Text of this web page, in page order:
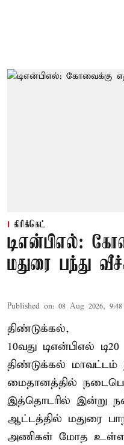
கிரிக்கெட்
டிஎன்பிஎல்:
மதுரை பந்து
Published on: 08 Aug 2026,
திண்டுக்கல்,
10வது டிஎன்பிஎல் டி20
திண்டுக்கல் மாவட்டம்
மைதானத்தில்
இத்தொடரில் இன்று
ஆட்டத்தில் மதுரை
அணிகள் மோத